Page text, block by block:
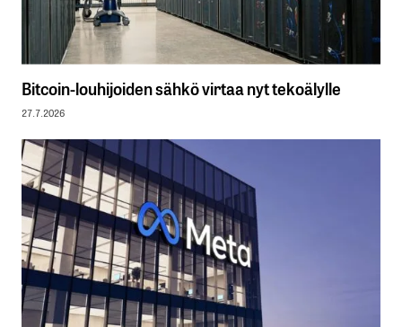
Bitcoin-louhijoiden sähkö virtaa nyt tekoälylle
27.7.2026